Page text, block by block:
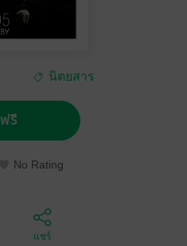
นิตยสาร
ฟรี
No Rating
แชร์